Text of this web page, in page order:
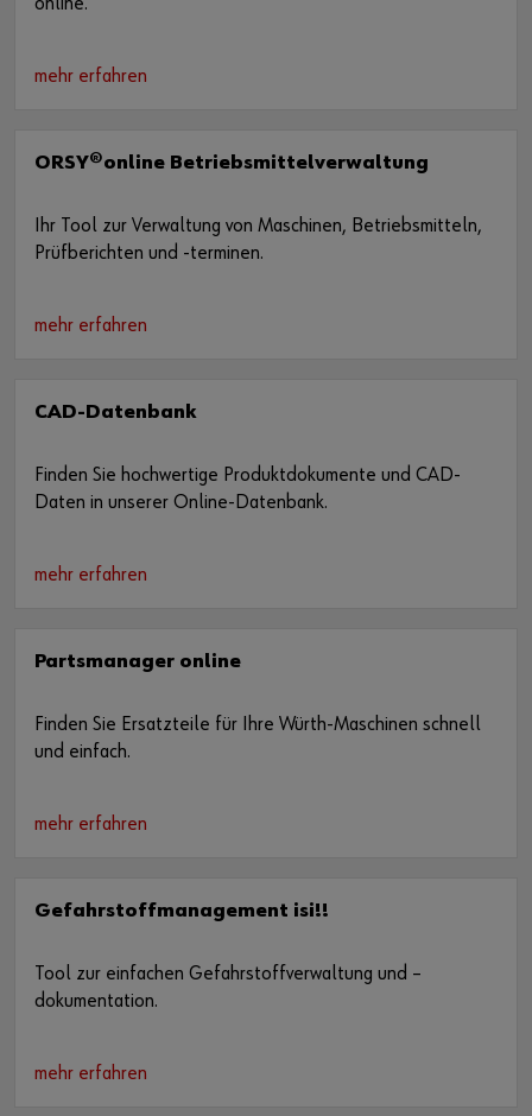
online.
mehr erfahren
ORSY®online Betriebsmittelverwaltung
Ihr Tool zur Verwaltung von Maschinen, Betriebsmitteln,
Prüfberichten und -terminen.
mehr erfahren
CAD-Datenbank
Finden Sie hochwertige Produktdokumente und CAD-
Daten in unserer Online-Datenbank.
mehr erfahren
Partsmanager online
Finden Sie Ersatzteile für Ihre Würth-Maschinen schnell
und einfach.
mehr erfahren
Gefahrstoffmanagement isi!!
Tool zur einfachen Gefahrstoffverwaltung und –
dokumentation.
mehr erfahren